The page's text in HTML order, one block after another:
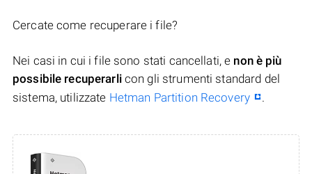
Cercate come recuperare i file?
Nei casi in cui i file sono stati cancellati, e non è più
possibile recuperarlicon gli strumenti standard del
sistema, utilizzate Hetman Partition Recovery .